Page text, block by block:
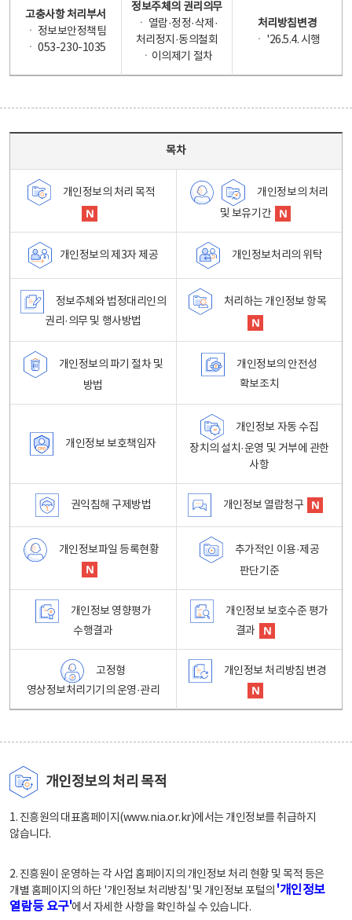
고충사항 처리부서
ㆍ 정보보안정책팀
ㆍ 053-230-1035
정보주체의 권리의무
ㆍ 열람·정정·삭제·
처리정지·동의철회
ㆍ이의제기 절차
처리방침변경
ㆍ '26.5.4. 시행
목차
개인정보의 처리 목적
개인정보의 처리
및 보유기간
개인정보의 제3자 제공 개인정보처리의 위탁
정보주체와 법정대리인의
권리·의무 및 행사방법
처리하는 개인정보 항목
개인정보의 파기 절차 및
방법
개인정보의 안전성
확보조치
개인정보 보호책임자
개인정보 자동 수집
장치의 설치·운영 및 거부에 관한
사항
권익침해 구제방법 개인정보 열람청구
개인정보파일 등록현황
추가적인 이용·제공
판단기준
개인정보 영향평가
수행결과
개인정보 보호수준 평가
결과
고정형
영상정보처리기기의 운영·관리
개인정보 처리방침 변경
개인정보의 처리 목적
1. 진흥원의 대표홈페이지(www.nia.or.kr)에서는 개인정보를 취급하지
않습니다.
2. 진흥원이 운영하는 각 사업 홈페이지의 개인정보 처리 현황 및 목적 등은
개별 홈페이지의 하단 '개인정보 처리방침' 및 개인정보 포털의 '개인정보
열람등 요구'에서 자세한 사항을 확인하실 수 있습니다.